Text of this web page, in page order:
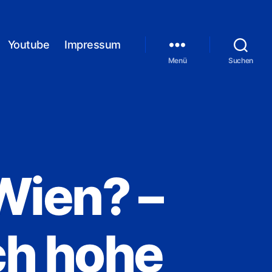
Youtube Impressum
Menü Suchen
–
hohe